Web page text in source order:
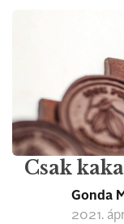
Csak
Gonda
2021.